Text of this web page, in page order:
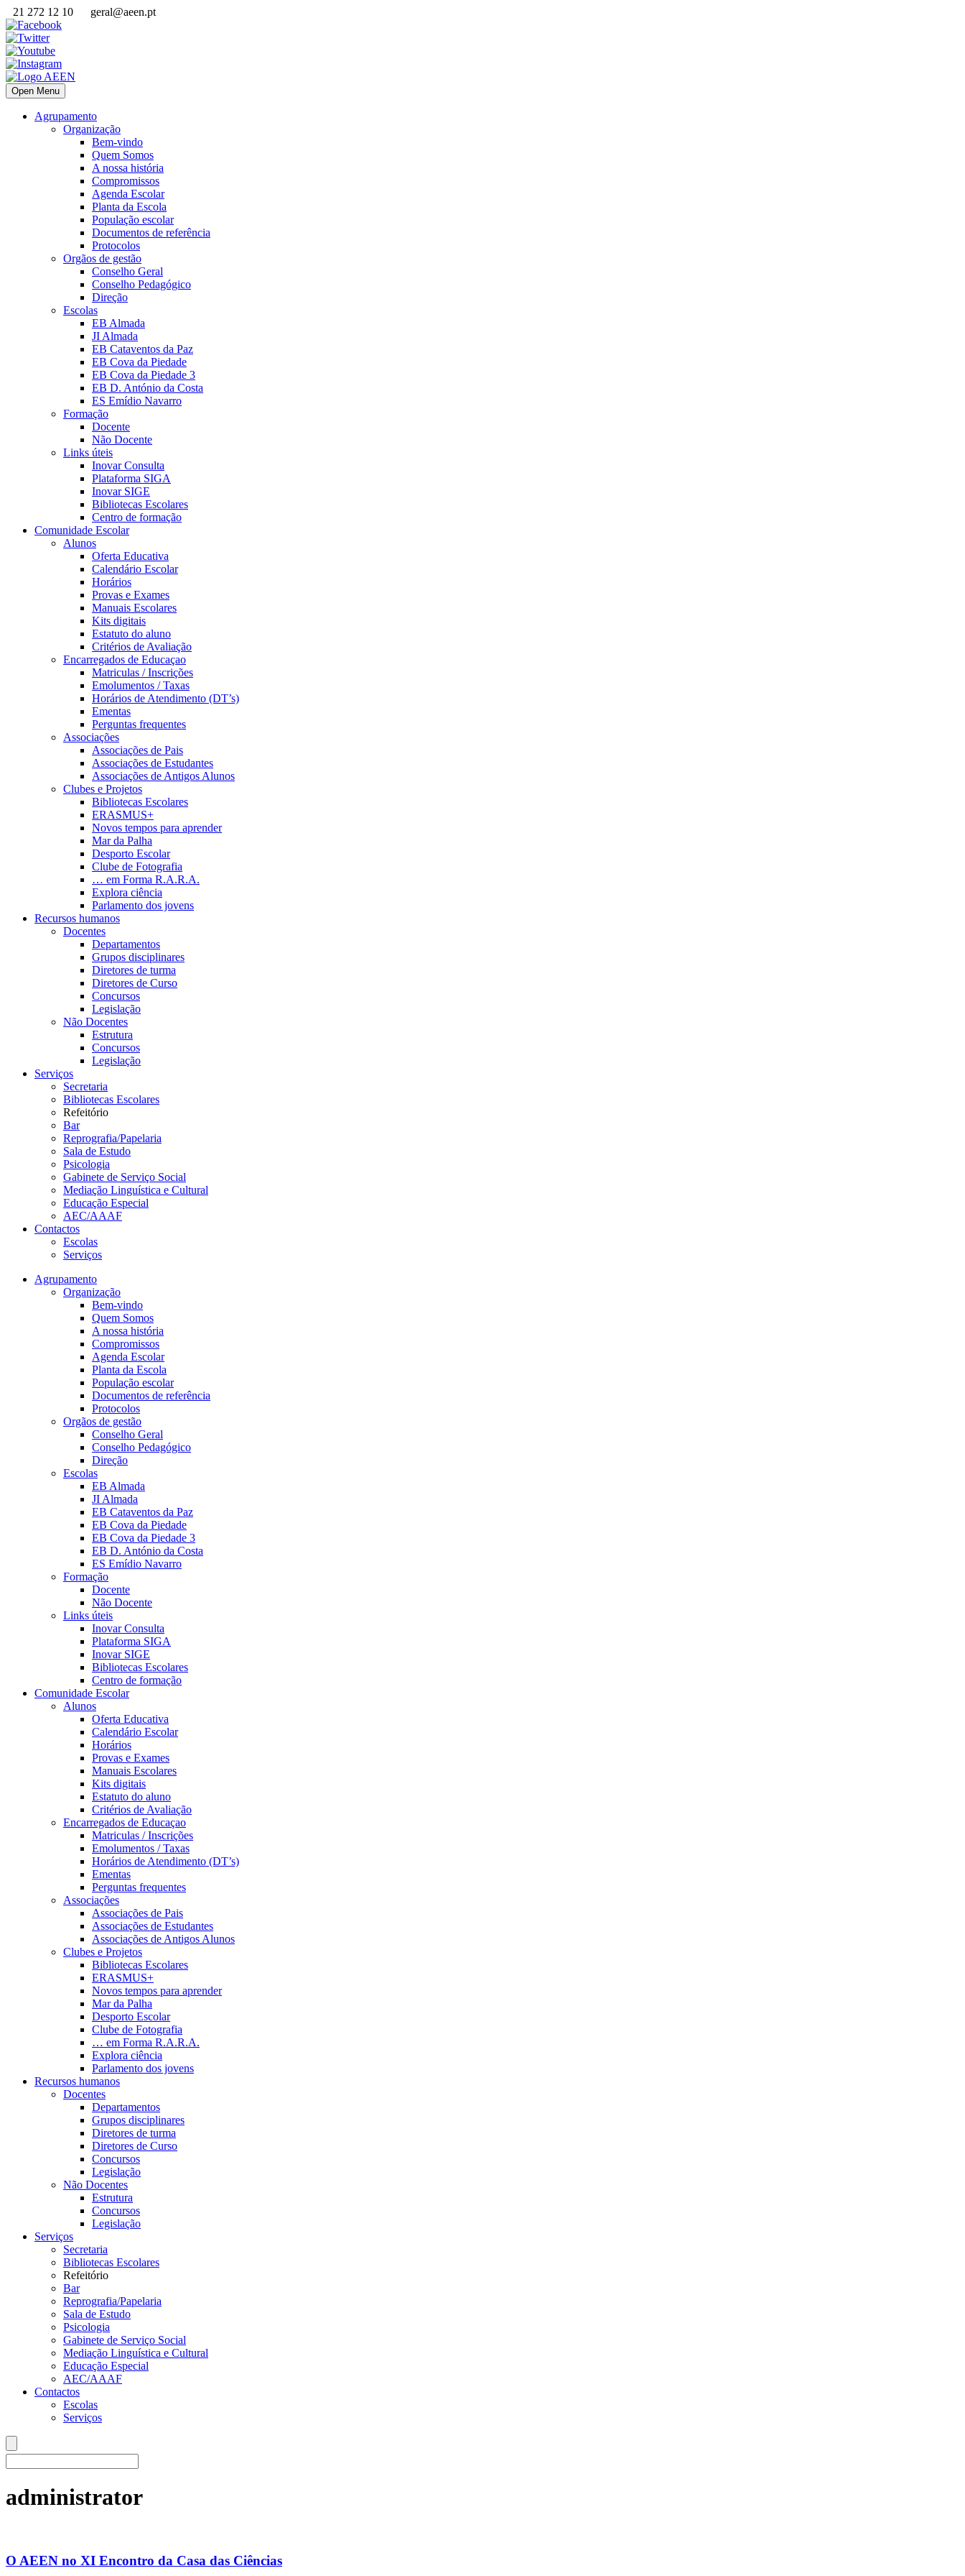
21 272 12 10 geral@aeen.pt
Open Menu
Agrupamento
Organização
Bem-vindo
Quem Somos
A nossa história
Compromissos
Agenda Escolar
Planta da Escola
População escolar
Documentos de referência
Protocolos
Orgãos de gestão
Conselho Geral
Conselho Pedagógico
Direção
Escolas
EB Almada
JI Almada
EB Cataventos da Paz
EB Cova da Piedade
EB Cova da Piedade 3
EB D. António da Costa
ES Emídio Navarro
Formação
Docente
Não Docente
Links úteis
Inovar Consulta
Plataforma SIGA
Inovar SIGE
Bibliotecas Escolares
Centro de formação
Comunidade Escolar
Alunos
Oferta Educativa
Calendário Escolar
Horários
Provas e Exames
Manuais Escolares
Kits digitais
Estatuto do aluno
Critérios de Avaliação
Encarregados de Educaçao
Matriculas / Inscrições
Emolumentos / Taxas
Horários de Atendimento (DT’s)
Ementas
Perguntas frequentes
Associações
Associações de Pais
Associações de Estudantes
Associações de Antigos Alunos
Clubes e Projetos
Bibliotecas Escolares
ERASMUS+
Novos tempos para aprender
Mar da Palha
Desporto Escolar
Clube de Fotografia
… em Forma R.A.R.A.
Explora ciência
Parlamento dos jovens
Recursos humanos
Docentes
Departamentos
Grupos disciplinares
Diretores de turma
Diretores de Curso
Concursos
Legislação
Não Docentes
Estrutura
Concursos
Legislação
Serviços
Secretaria
Bibliotecas Escolares
Refeitório
Bar
Reprografia/Papelaria
Sala de Estudo
Psicologia
Gabinete de Serviço Social
Mediação Linguística e Cultural
Educação Especial
AEC/AAAF
Contactos
Escolas
Serviços
Agrupamento
Organização
Bem-vindo
Quem Somos
A nossa história
Compromissos
Agenda Escolar
Planta da Escola
População escolar
Documentos de referência
Protocolos
Orgãos de gestão
Conselho Geral
Conselho Pedagógico
Direção
Escolas
EB Almada
JI Almada
EB Cataventos da Paz
EB Cova da Piedade
EB Cova da Piedade 3
EB D. António da Costa
ES Emídio Navarro
Formação
Docente
Não Docente
Links úteis
Inovar Consulta
Plataforma SIGA
Inovar SIGE
Bibliotecas Escolares
Centro de formação
Comunidade Escolar
Alunos
Oferta Educativa
Calendário Escolar
Horários
Provas e Exames
Manuais Escolares
Kits digitais
Estatuto do aluno
Critérios de Avaliação
Encarregados de Educaçao
Matriculas / Inscrições
Emolumentos / Taxas
Horários de Atendimento (DT’s)
Ementas
Perguntas frequentes
Associações
Associações de Pais
Associações de Estudantes
Associações de Antigos Alunos
Clubes e Projetos
Bibliotecas Escolares
ERASMUS+
Novos tempos para aprender
Mar da Palha
Desporto Escolar
Clube de Fotografia
… em Forma R.A.R.A.
Explora ciência
Parlamento dos jovens
Recursos humanos
Docentes
Departamentos
Grupos disciplinares
Diretores de turma
Diretores de Curso
Concursos
Legislação
Não Docentes
Estrutura
Concursos
Legislação
Serviços
Secretaria
Bibliotecas Escolares
Refeitório
Bar
Reprografia/Papelaria
Sala de Estudo
Psicologia
Gabinete de Serviço Social
Mediação Linguística e Cultural
Educação Especial
AEC/AAAF
Contactos
Escolas
Serviços
administrator
O AEEN no XI Encontro da Casa das Ciências